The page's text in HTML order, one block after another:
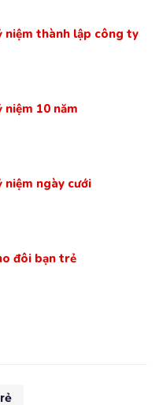
niệm thành lập công ty
niệm 10 năm
niệm ngày cưới
đôi bạn trẻ